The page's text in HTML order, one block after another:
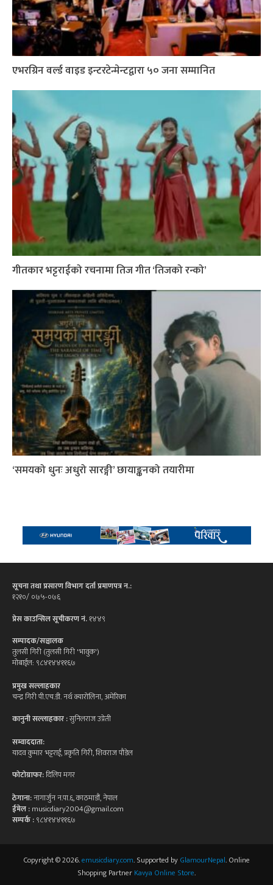
एभरग्रिन वर्ल्ड वाइड इन्टरटेन्मेन्टद्वारा ५० जना सम्मानित
गीतकार भट्टराईको रचनामा तिज गीत ‘तिजको रन्को’
‘समयको धुनः अधुरो सारङ्गी’ छायाङ्कनको तयारीमा
सूचना तथा प्रसारण विभाग दर्ता प्रमाणपत्र न.:
१२१०/ ०७५-०७६
प्रेस काउन्सिल सूचीकरण नं.१४४९
सम्पादक/सञ्चालक
तुलसी गिरी (तुलसी गिरी 'भावुक')
मोबाईल: ९८४१४४११६७
प्रमुख सल्लाहकार
चन्द्र गिरी पी.एच.डी. नर्थ क्यारोलिना, अमेरिका
कानुनी सल्लाहकार :सुनिलराज उप्रेती
सम्वाददाता:
यादव कुमार भट्टराई, प्रकृति गिरी, शिवराज पौडेल
फोटोग्राफर:दिलिप मगर
ठेगाना:नागार्जुन न.पा.६, काठमाडौं, नेपाल
ईमेल :musicdiary2004@gmail.com
सम्पर्क :९८४१४४११६७
Copyright © 2026.emusicdiary.com. Supported byGlamourNepal. Online
Shopping PartnerKavya Online Store.